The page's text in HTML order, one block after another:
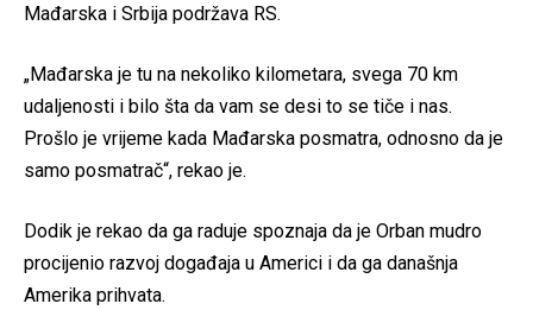
Mađarska i Srbija podržava RS.
„Mađarska je tu na nekoliko kilometara, svega 70 km
udaljenosti i bilo šta da vam se desi to se tiče i nas.
Prošlo je vrijeme kada Mađarska posmatra, odnosno da je
samo posmatrač“, rekao je.
Dodik je rekao da ga raduje spoznaja da je Orban mudro
procijenio razvoj događaja u Americi i da ga današnja
Amerika prihvata.